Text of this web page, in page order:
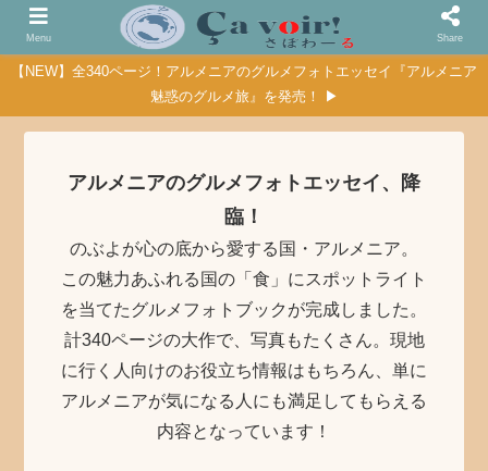
【NEW】全340ページ！アルメニアのグルメフォトエッセイ『アルメニア
魅惑のグルメ旅』を発売！ ▶
アルメニアのグルメフォトエッセイ、降
臨！
のぶよが心の底から愛する国・アルメニア。
この魅力あふれる国の「食」にスポットライト
を当てたグルメフォトブックが完成しました。
計340ページの大作で、写真もたくさん。現地
に行く人向けのお役立ち情報はもちろん、単に
アルメニアが気になる人にも満足してもらえる
内容となっています！
Menu Share